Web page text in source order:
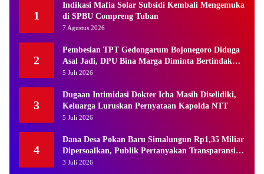
1
Indikasi Mafia Solar Subsidi Kembali Mengemuka
di SPBU Compreng Tuban
7 Agustus 2026
2
Pembesian TPT Gedongarum Bojonegoro Diduga
Asal Jadi, DPU Bina Marga Diminta Bertindak
Tegas
5 Juli 2026
3
Dugaan Intimidasi Dokter Icha Masih Diselidiki,
Keluarga Luruskan Pernyataan Kapolda NTT
5 Juli 2026
4
Dana Desa Pokan Baru Simalungun Rp1,35 Miliar
Dipersoalkan, Publik Pertanyakan Transparansi
Kades
3 Juli 2026